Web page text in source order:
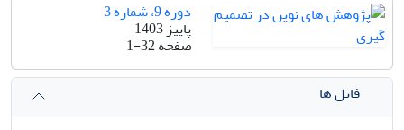
دوره 9، شماره 3
پاییز 1403
صفحه1-32
فایل ها